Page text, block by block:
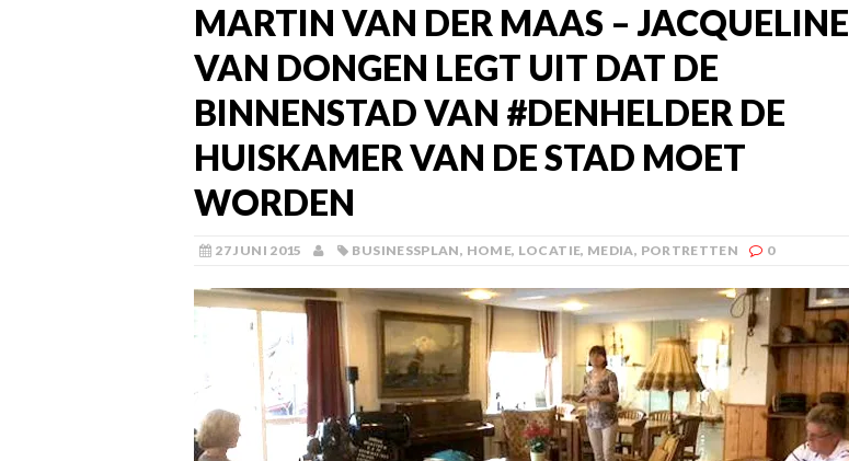
MARTIN VAN DER MAAS – JACQUELINE
VAN DONGEN LEGT UIT DAT DE
BINNENSTAD VAN #DENHELDER DE
HUISKAMER VAN DE STAD MOET
WORDEN
27 JUNI 2015 BUSINESSPLAN, HOME, LOCATIE, MEDIA, PORTRETTEN 0